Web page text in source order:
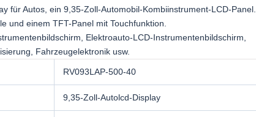
für Autos, ein 9,35-Zoll-Automobil-Kombiinstrument-LCD-Panel.
und einem TFT-Panel mit Touchfunktion.
Elektroauto-LCD-Instrumentenbildschirm,
Fahrzeugelektronik usw.
RV093LAP-500-40
9,35-Zoll-Autolcd-Display